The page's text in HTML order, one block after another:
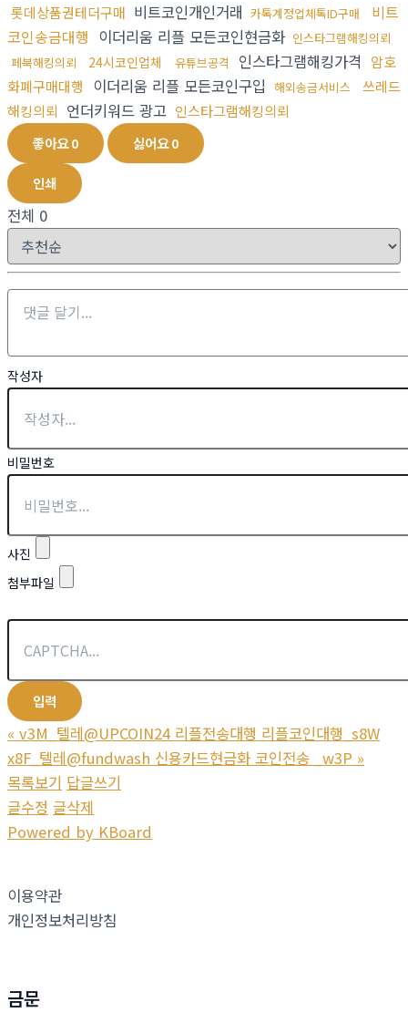
롯데상품권테더구매 비트코인개인거래 카톡계정업체톡ID구매
비트
코인송금대행 이더리움 리플 모든코인현금화 인스타그램해킹의뢰
페북해킹의뢰
24시코인업체 유튜브공격 인스타그램해킹가격
암호
화폐구매대행
이더리움 리플 모든코인구입 해외송금서비스
쓰레드
해킹의뢰 언더키워드 광고 인스타그램해킹의뢰
좋아요0 싫어요0
인쇄
전체 0
작성자
비밀번호
사진
첨부파일
« v3M_텔레@UPCOIN24 리플전송대행 리플코인대행_s8W
x8F_텔레@fundwash 신용카드현금화 코인전송 _w3P »
목록보기 답글쓰기
글수정 글삭제
Powered by KBoard
이용약관
개인정보처리방침
금문